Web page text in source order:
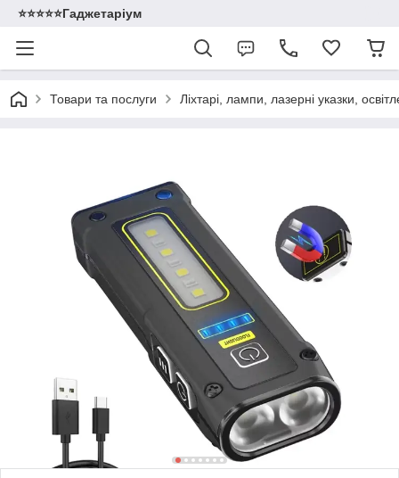
⭐️⭐️⭐️⭐️⭐️Гаджетаріум
Товари та послуги Ліхтарі, лампи, лазерні указки,